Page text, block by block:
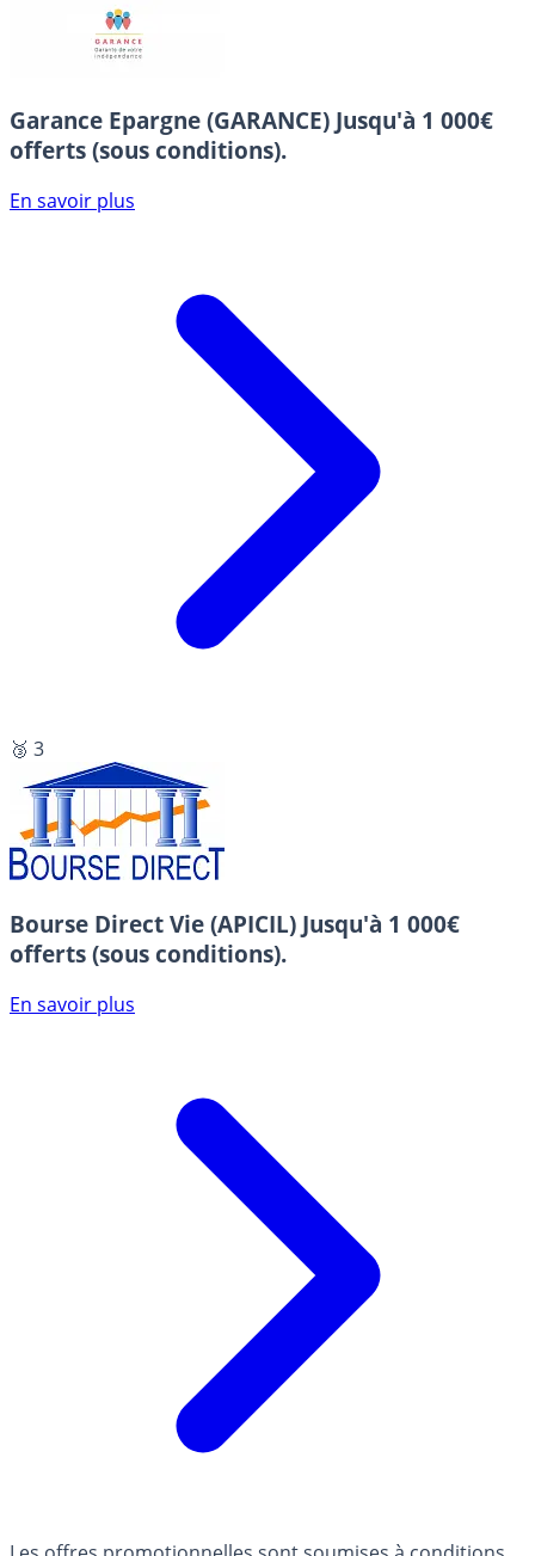
Garance Epargne (GARANCE) Jusqu'à 1 000€
offerts (sous conditions).
En savoir plus
🥉 3
Bourse Direct Vie (APICIL) Jusqu'à 1 000€
offerts (sous conditions).
En savoir plus